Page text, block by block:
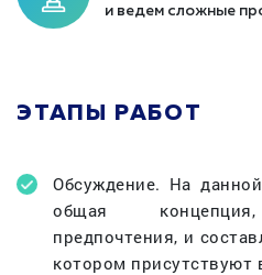
и ведем сложные
ЭТАПЫ РАБОТ
Обсуждение. На
общая
предпочтения, и
котором присутствуют